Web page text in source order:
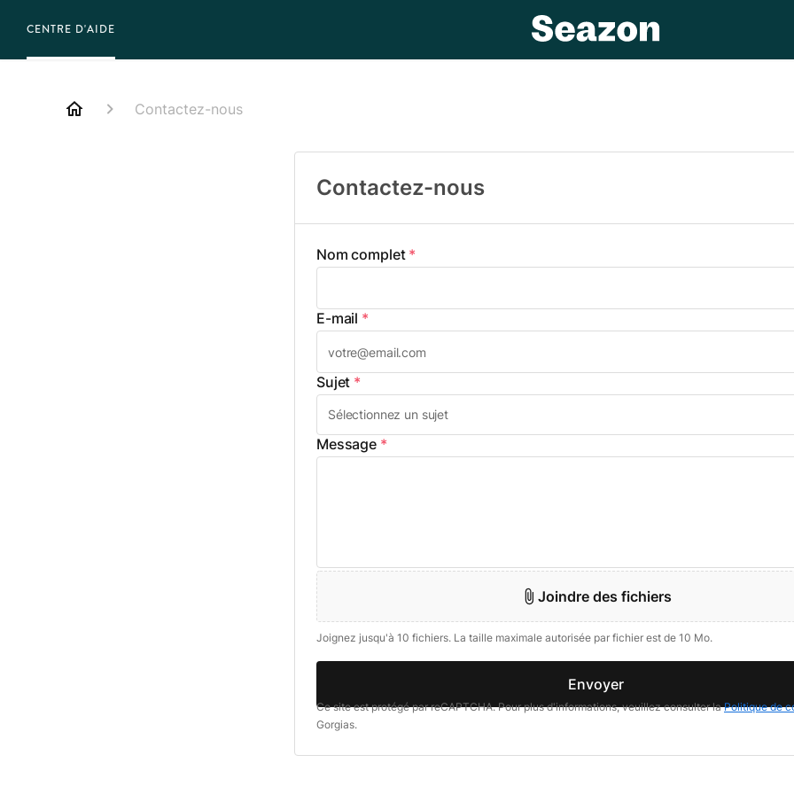
CENTRE D'AIDE
Contactez-nous
Contactez-nous
Nom complet *
E-mail *
Sujet *
Message *
Joindre des fichiers
Joignez jusqu'à 10 fichiers. La taille maximale autorisée par fichier est de 10 Mo.
Envoyer
Ce site est protégé par reCAPTCHA. Pour plus d'informations, veuillez consulter laPolitique de
Gorgias.